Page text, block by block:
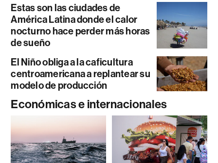
Estas son las ciudades de
América Latina donde el calor
nocturno hace perder más horas
de sueño
El Niño obliga a la caficultura
centroamericana a replantear su
modelo de producción
Económicas e internacionales